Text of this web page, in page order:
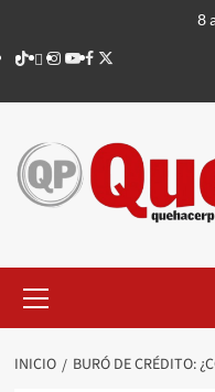
contenido
8
TikTok
threads
Instagram
Youtube
Facebook
X
principal
INICIO BURÓ DE CRÉDITO: